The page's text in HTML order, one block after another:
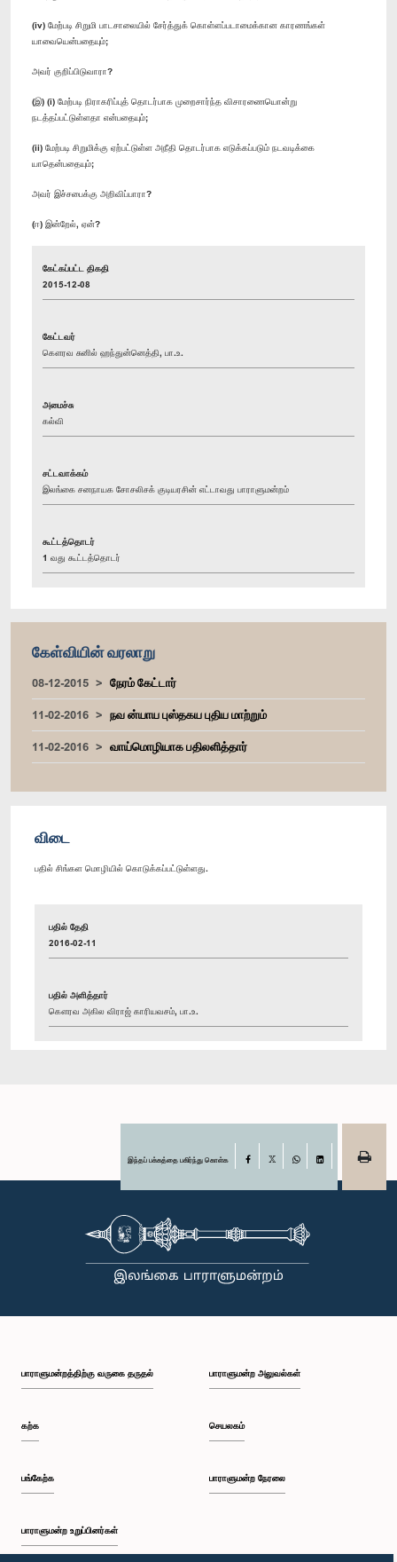
(iv) மேற்படி சிறுமி பாடசாலையில் சேர்த்துக் கொள்ளப்படாமைக்கான காரணங்கள்
யாவையென்பதையும்;
அவர் குறிப்பிடுவாரா?
(இ) (i) மேற்படி நிராகரிப்புத் தொடர்பாக முறைசார்ந்த விசாரணையொன்று
நடத்தப்பட்டுள்ளதா என்பதையும்;
(ii) மேற்படி சிறுமிக்கு ஏற்பட்டுள்ள அநீதி தொடர்பாக எடுக்கப்படும் நடவடிக்கை
யாதென்பதையும்;
அவர் இச்சபைக்கு அறிவிப்பாரா?
(ஈ) இன்றேல், ஏன்?
கேட்கப்பட்ட திகதி
2015-12-08
கேட்டவர்
கௌரவ சுனில் ஹந்துன்னெத்தி, பா.உ.
அமைச்சு
கல்வி
சட்டவாக்கம்
இலங்கை சனநாயக சோசலிசக் குடியரசின் எட்டாவது பாராளுமன்றம்
கூட்டத்தொடர்
1 வது கூட்டத்தொடர்
கேள்வியின் வரலாறு
08-12-2015
நேரம் கேட்டார்
11-02-2016
நவ ன்யாய புஸ்தகய புதிய மாற்றும்
11-02-2016
வாய்மொழியாக பதிலளித்தார்
விடை
பதில் சிங்கள மொழியில் கொடுக்கப்பட்டுள்ளது.
பதில் தேதி
2016-02-11
பதில் அளித்தார்
கௌரவ அகில விராஜ் காரியவசம், பா.உ.
இந்தப் பக்கத்தை பகிர்ந்து கொள்க Facebook
பாராளுமன்றத்திற்கு வருகை தருதல்
கற்க
பங்கேற்க
பாராளுமன்ற உறுப்பினர்கள்
பாராளுமன்ற அலுவல்கள்
செயலகம்
பாராளுமன்ற நேரலை